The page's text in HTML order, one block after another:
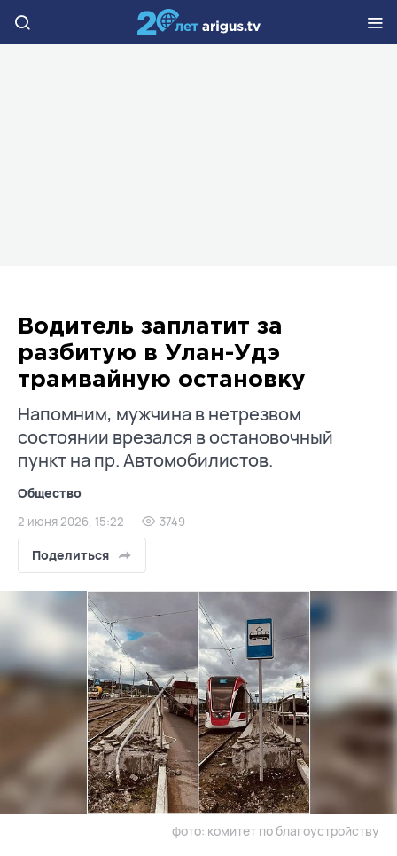
Водитель заплатит за
разбитую в Улан-Удэ
трамвайную остановку
Напомним, мужчина в нетрезвом
состоянии врезался в остановочный
пункт на пр. Автомобилистов.
Общество
2 июня 2026, 15:22 3749
Поделиться
фото: комитет по благоустройству